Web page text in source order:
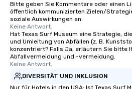
Bitte geben Sie Kommentare oder einen
öffentlich kommunizierten Zielen/
soziale Auswirkungen an.
Keine Antwort.
Hat Texas Surf Museum eine Strategie,
und Umleitung von Abfällen (z. B.
konzentriert? Falls Ja, erläutern Sie bitte
Abfallvermeidung und -vermeidung.
Keine Antwort.
DIVERSITÄT UND INKLUSION
Nur für Hotels in den USA: Ist Texas Surf